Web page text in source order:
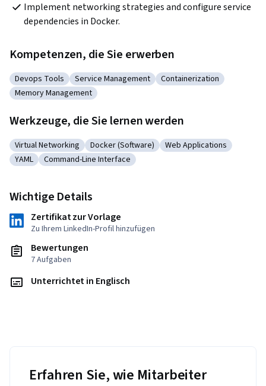
Implement networking strategies and configure service
dependencies in Docker.
Kompetenzen, die Sie erwerben
Kategorie: Devops Tools
Devops Tools Kategorie: Service Management
Service Management Kategorie:
Containerization
Kategorie: Memory Management
Memory Management
Werkzeuge, die Sie lernen werden
Kategorie: Virtual Networking
Virtual Networking Kategorie: Docker (Software)
Docker (Software) Kategorie: Web
Web Applications
Kategorie: YAML
YAML Kategorie: Command-Line Interface
Command-Line Interface
Wichtige Details
Zertifikat zur Vorlage
Zu Ihrem LinkedIn-Profil hinzufügen
Bewertungen
7 Aufgaben
Unterrichtet in Englisch
Erfahren Sie, wie Mitarbeiter